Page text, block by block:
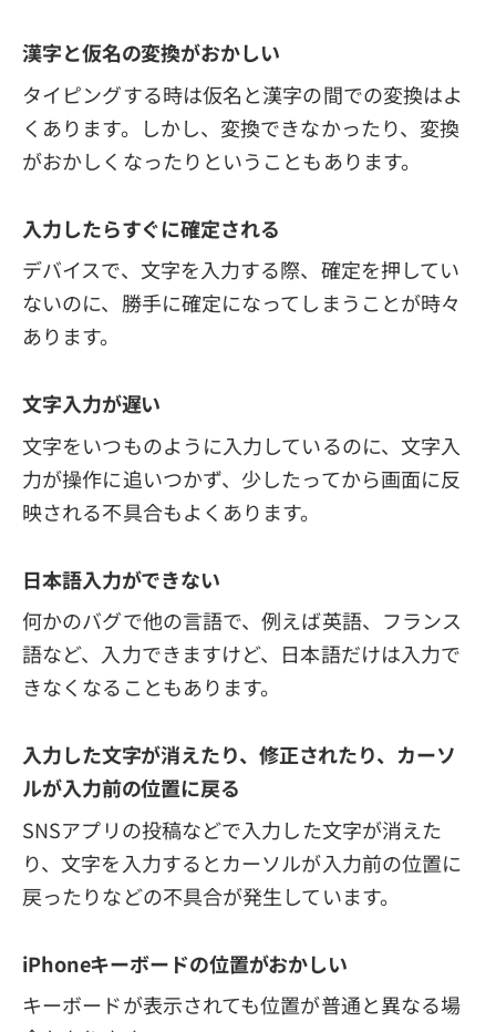
漢字と仮名の変換がおかしい
タイピングする時は仮名と漢字の間での変換はよ
くあります。しかし、変換できなかったり、変換
がおかしくなったりということもあります。
入力したらすぐに確定される
デバイスで、文字を入力する際、確定を押してい
ないのに、勝手に確定になってしまうことが時々
あります。
文字入力が遅い
文字をいつものように入力しているのに、文字入
力が操作に追いつかず、少したってから画面に反
映される不具合もよくあります。
日本語入力ができない
何かのバグで他の言語で、例えば英語、フランス
語など、入力できますけど、日本語だけは入力で
きなくなることもあります。
入力した文字が消えたり、修正されたり、カーソ
ルが入力前の位置に戻る
SNSアプリの投稿などで入力した文字が消えた
り、文字を入力するとカーソルが入力前の位置に
戻ったりなどの不具合が発生しています。
iPhoneキーボードの位置がおかしい
キーボードが表示されても位置が普通と異なる場